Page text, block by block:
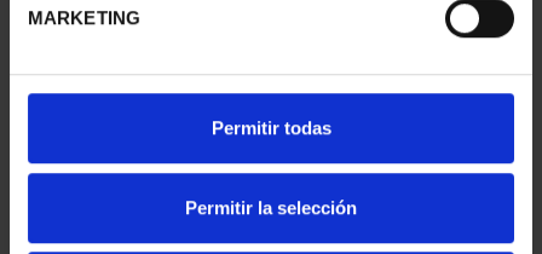
MARKETING
Permitir todas
Permitir la selección
CAPITALES ESPAÑOLAS
73,00 €
CAPITALES ESPAÑOLAS
73,00 €